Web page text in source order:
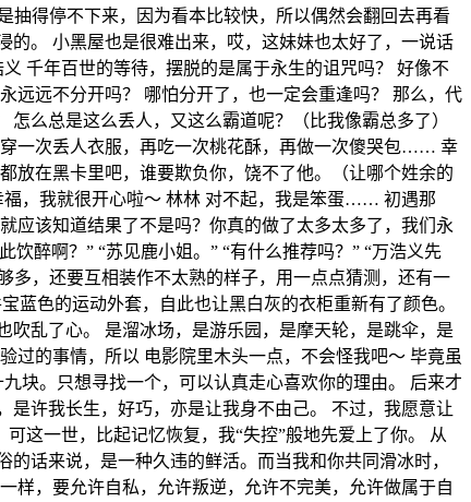
抽得停不下来，因为看本比较快，所以偶然会翻回去再看
。 小黑屋也是很难出来，哎，这妹妹也太好了，一说话
年百世的等待，摆脱的是属于永生的诅咒吗？ 好像不
远远不分开吗？ 哪怕分开了，也一定会重逢吗？ 那么，代
么总是这么丢人，又这么霸道呢？（比我像霸总多了）
一次丢人衣服，再吃一次桃花酥，再做一次傻哭包…… 幸
放在黑卡里吧，谁要欺负你，饶不了他。（让哪个姓余的
福，我就很开心啦～ 林林 对不起，我是笨蛋…… 初遇那
该知道结果了不是吗？你真的做了太多太多了，我们永
啊？” “苏见鹿小姐。” “有什么推荐吗？” “万浩义先
多，还要互相装作不太熟的样子，用一点点猜测，还有一
蓝色的运动外套，自此也让黑白灰的衣柜重新有了颜色。
乱了心。 是溜冰场，是游乐园，是摩天轮，是跳伞，是
的事情，所以 电影院里木头一点，不会怪我吧～ 毕竟虽
块。只想寻找一个，可以认真走心喜欢你的理由。 后来才
许我长生，好巧，亦是让我身不由己。 不过，我愿意让
这一世，比起记忆恢复，我“失控”般地先爱上了你。 从
话来说，是一种久违的鲜活。而当我和你共同滑冰时，
样，要允许自私，允许叛逆，允许不完美，允许做属于自